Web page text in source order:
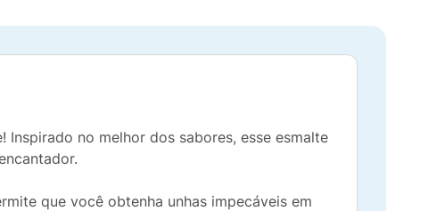
no melhor dos sabores, esse esmalte
que você obtenha unhas impecáveis em